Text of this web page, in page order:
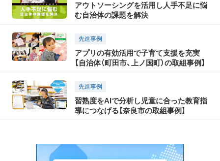
アウトソーシングを活用し人手不足に悩
む自治体の課題を解決
先進事例
アプリの有効活用で子育て支援を充実
【自治体（町田市、上ノ国町）の取組事例】
先進事例
習熟度をAIで分析し児童に合った教育指
導につなげる【奈良市の取組事例】